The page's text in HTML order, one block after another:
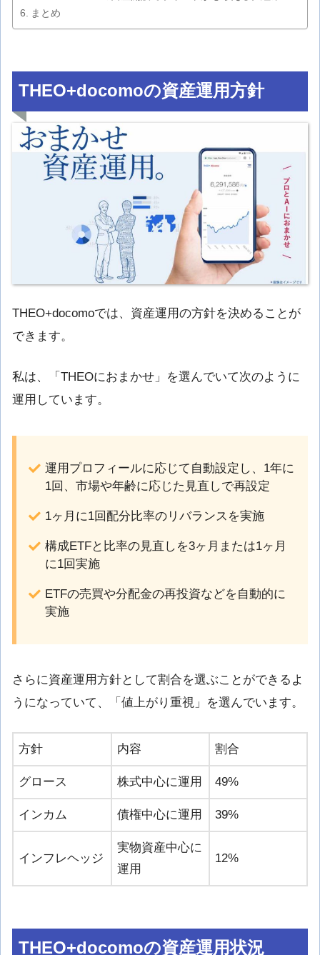
まとめ
THEO+docomoの資産運用方針
THEO+docomoでは、資産運用の方針を決めることが
できます。
私は、「THEOにおまかせ」を選んでいて次のように
運用しています。
運用プロフィールに応じて自動設定し、1年に
1回、市場や年齢に応じた見直しで再設定
1ヶ月に1回配分比率のリバランスを実施
構成ETFと比率の見直しを3ヶ月または1ヶ月
に1回実施
ETFの売買や分配金の再投資などを自動的に
実施
さらに資産運用方針として割合を選ぶことができるよ
うになっていて、「値上がり重視」を選んでいます。
方針 内容 割合
グロース 株式中心に運用 49%
インカム 債権中心に運用 39%
インフレヘッジ
実物資産中心に
運用
12%
THEO+docomoの資産運用状況